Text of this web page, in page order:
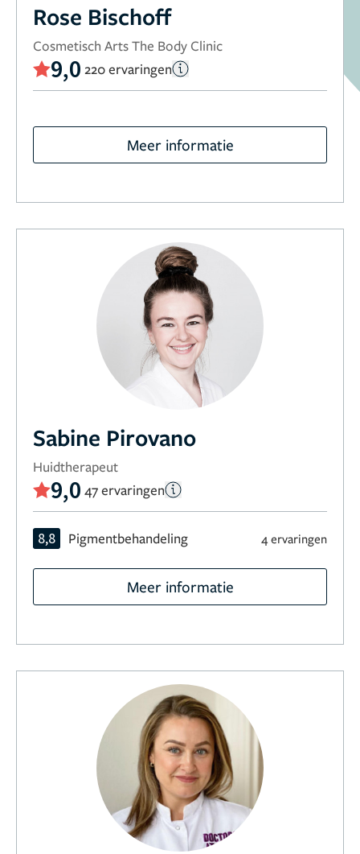
Rose Bischoff
Cosmetisch Arts The Body Clinic
9,0 220 ervaringen
Meer informatie
Sabine Pirovano
Huidtherapeut
9,0 47 ervaringen
8,8 Pigmentbehandeling 4 ervaringen
Meer informatie